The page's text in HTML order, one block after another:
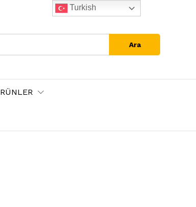
Ara
Turkish